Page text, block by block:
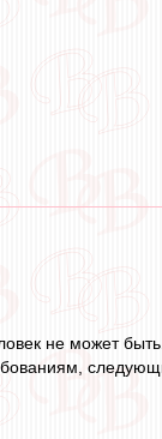
не может быть.